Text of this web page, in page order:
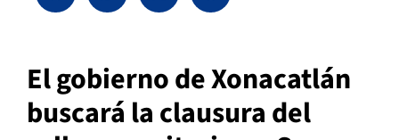
El gobierno de Xonacatlán
buscará la clausura del